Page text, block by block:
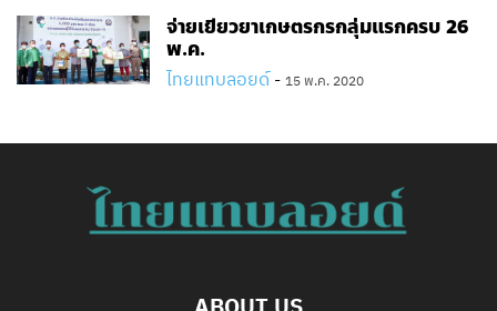
จ่ายเยียวยาเกษตรกรกลุ่มแรกครบ 26
พ.ค.
ไทยแทบลอยด์ - 15 พ.ค. 2020